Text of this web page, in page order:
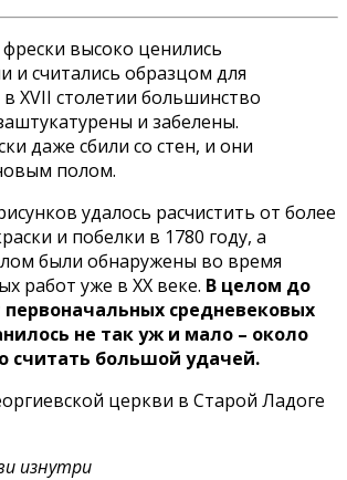
высоко ценились
и считались образцом для
XVII столетии большинство
и забелены.
даже сбили со стен, и они
полом.
удалось расчистить от более
и побелки в 1780 году, а
были обнаружены во время
работ уже в XX веке. В целом до
средневековых
не так уж и мало – около
считать большой удачей.
изнутри